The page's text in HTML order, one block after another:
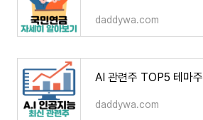
daddywa.com
AI 관련주 TOP5 테마주
daddywa.com